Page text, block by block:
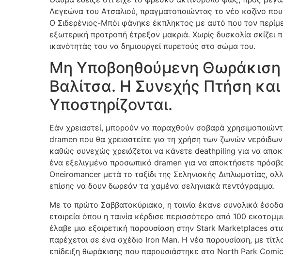
Λεγεώνα του Ατσαλιού, πραγματοποιώντας το νέο καζίνο
Ο Σιδερένιος-Μπόι φάνηκε έκπληκτος με αυτό που τον
εξωτερική προτροπή έτρεξαν μακριά. Χωρίς δυσκολία
ικανότητάς του να δημιουργεί πυρετούς στο σώμα του.
Μη Υποβοηθούμενη
Βαλίτσα. Η Συνεχής Πτήση
Υποστηρίζονται.
Εάν χρειαστεί, μπορούν να παραχθούν σοβαρά
dramen που θα χρειαστείτε για τη χρήση των ζωνών
καθώς συνεχώς χρειάζεται να κάνετε deathpiling για να
ένα εξελιγμένο προσωπικό dramen για να αποκτήσετε
Oneiromancer μετά το ταξίδι της Σεληνιακής Διπλωματίας,
επίσης να δουν δωρεάν τα χαμένα σεληνιακά πεντάγραμμα.
Με το πρώτο Σαββατοκύριακο, η ταινία έκανε συνολικά
εταιρεία όπου η ταινία κέρδισε περισσότερα από 100
έλαβε μια εξαιρετική παρουσίαση στην Stark Marketplaces
παρέχεται σε ένα σχέδιο Iron Man. Η νέα παρουσίαση, με
επίδειξη θωράκισης που παρουσιάστηκε στο North Park